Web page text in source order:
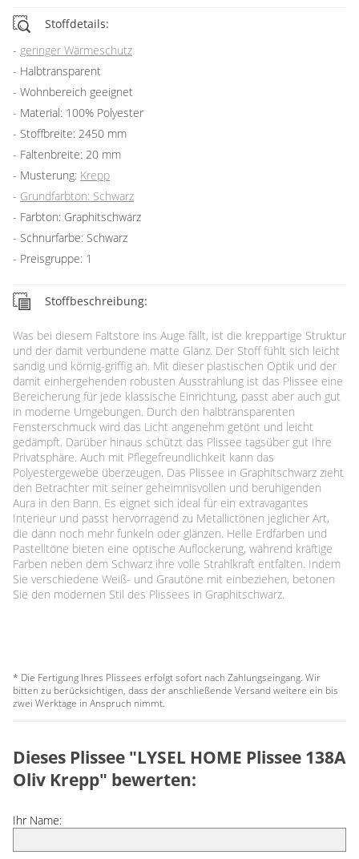
Stoffdetails:
geringer Wärmeschutz
Halbtransparent
Wohnbereich geeignet
Material: 100% Polyester
Stoffbreite: 2450 mm
Faltenbreite: 20 mm
Musterung: Krepp
Grundfarbton: Schwarz
Farbton: Graphitschwarz
Schnurfarbe: Schwarz
Preisgruppe: 1
Stoffbeschreibung:
Was bei diesem Faltstore ins Auge fällt, ist die kreppartige Struktur
und der damit verbundene matte Glanz. Der Stoff fühlt sich leicht
sandig und körnig-griffig an. Mit dieser plastischen Optik und der
damit einhergehenden robusten Ausstrahlung ist das Plissee eine
Bereicherung für jede klassische Einrichtung, passt aber auch gut
in moderne Umgebungen. Durch den halbtransparenten
Fensterschmuck wird das Licht angenehm getönt und leicht
gedämpft. Darüber hinaus schützt das Plissee tagsüber gut Ihre
Privatsphäre. Auch mit Pflegefreundlichkeit kann das
Polyestergewebe überzeugen. Das Plissee in Graphitschwarz zieht
den Betrachter mit seiner geheimnisvollen und beruhigenden
Aura in den Bann. Es eignet sich ideal für ein extravagantes
Interieur und passt hervorragend zu Metallictönen jeglicher Art,
die dann noch mehr funkeln oder glänzen. Helle Erdfarben und
Pastelltöne bieten eine optische Auflockerung, während kräftige
Farben neben dem Schwarz ihre volle Strahlkraft entfalten. Indem
Sie verschiedene Weiß- und Grautöne mit einbeziehen, betonen
Sie den modernen Stil des Plissees in Graphitschwarz.
* Die Fertigung Ihres Plissees erfolgt sofort nach Zahlungseingang. Wir
bitten zu berücksichtigen, dass der anschließende Versand weitere ein bis
zwei Werktage in Anspruch nimmt.
Dieses Plissee "LYSEL HOME Plissee 138A
Oliv Krepp" bewerten:
Ihr Name: